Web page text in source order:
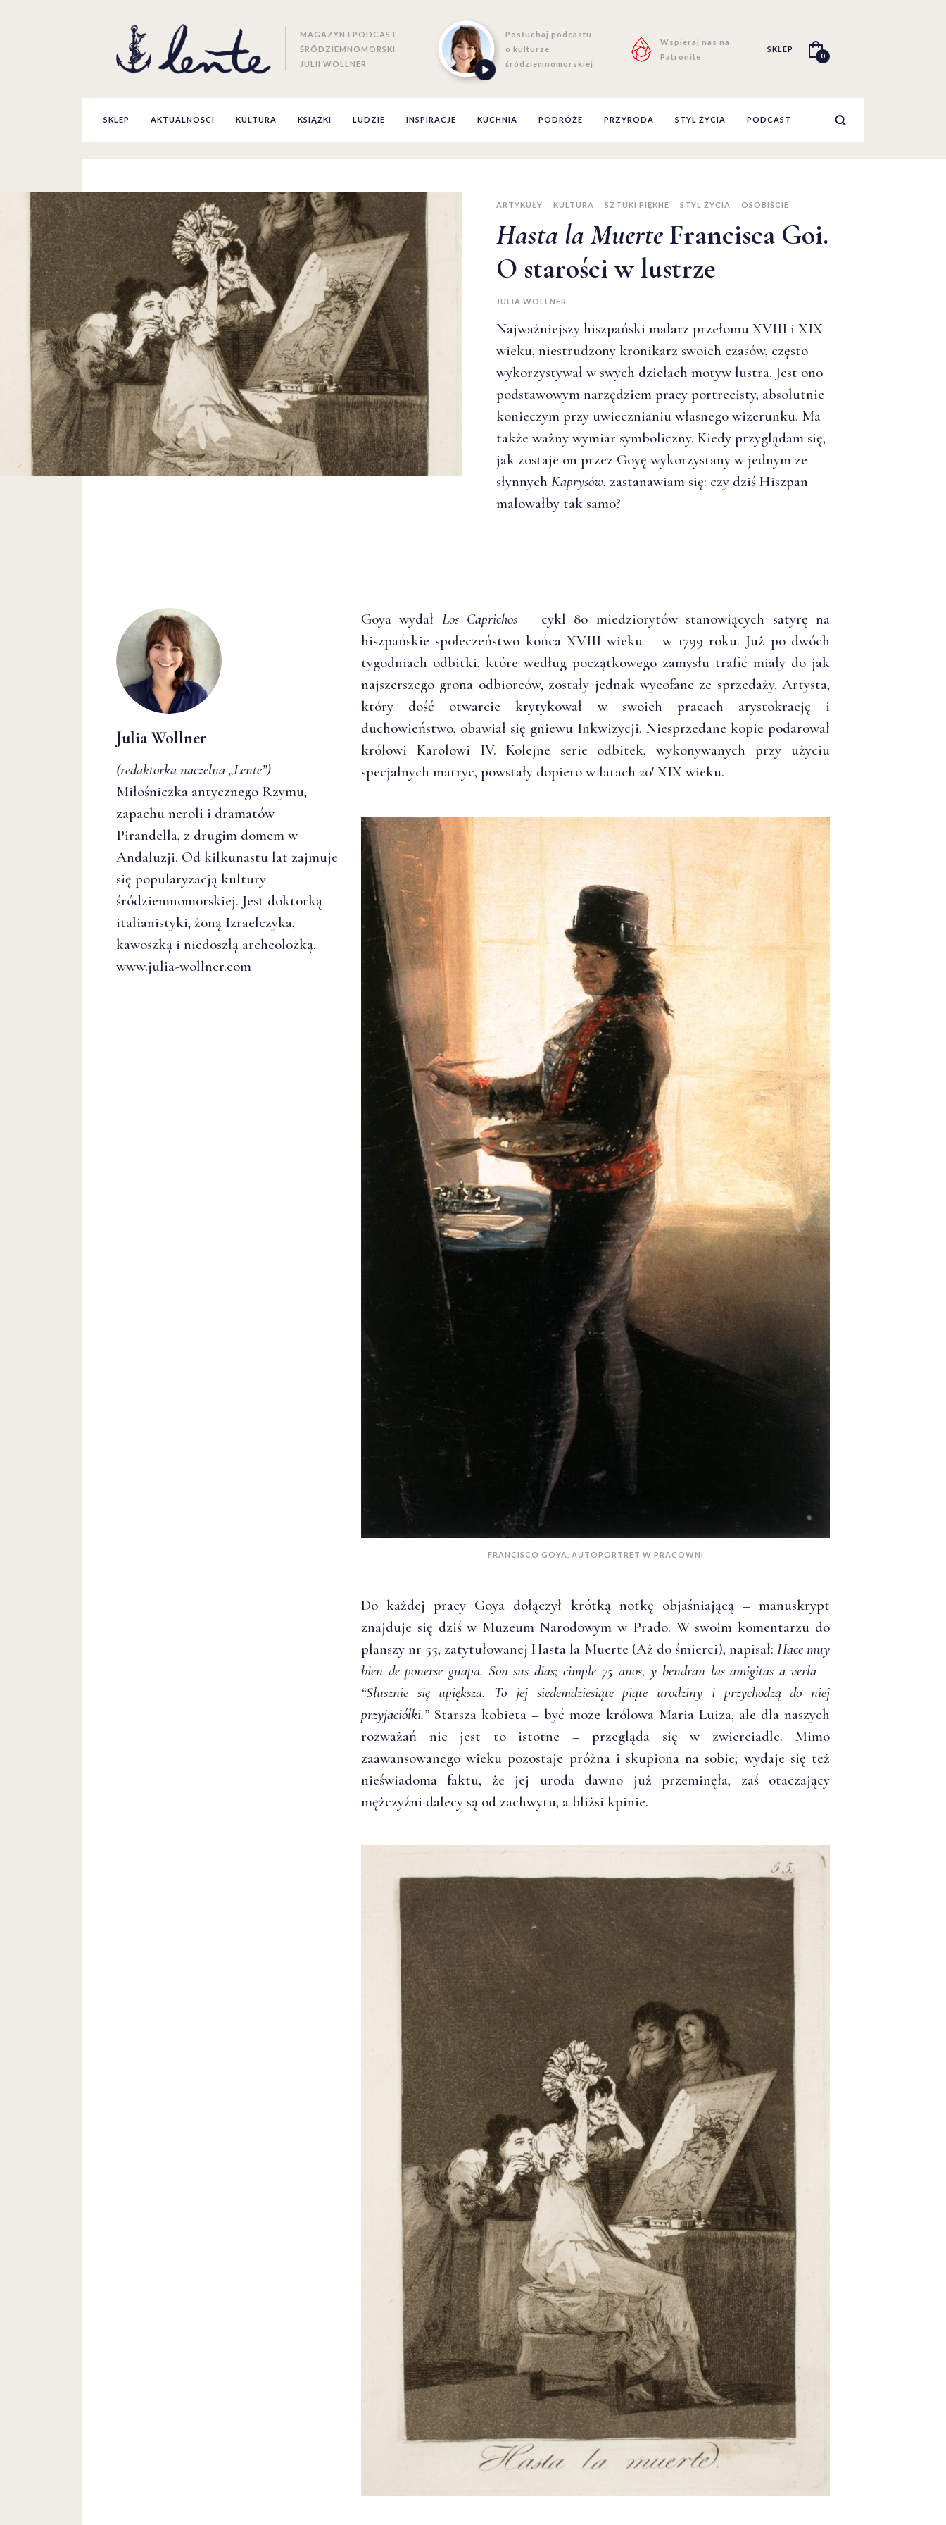
MAGAZYN I PODCAST
ŚRÓDZIEMNOMORSKI
JULII WOLLNER
Posłuchaj podcastu
o kulturze
śródziemnomorskiej
Wspieraj nas na
Patronite
SKLEP
0
SKLEP AKTUALNOŚCI KULTURA KSIĄŻKI LUDZIE INSPIRACJE KUCHNIA PODRÓŻE PRZYRODA STYL ŻYCIA PODCAST
ARTYKUŁY KULTURA SZTUKI PIĘKNE STYL ŻYCIA OSOBIŚCIE
Hasta la MuerteFrancisca Goi.
O starości w lustrze
JULIA WOLLNER
Najważniejszy hiszpański malarz przełomu XVIII i XIX
wieku, niestrudzony kronikarz swoich czasów, często
wykorzystywał w swych dziełach motyw lustra. Jest ono
podstawowym narzędziem pracy portrecisty, absolutnie
konieczym przy uwiecznianiu własnego wizerunku. Ma
także ważny wymiar symboliczny. Kiedy przyglądam się,
jak zostaje on przez Goyę wykorzystany w jednym ze
słynnych Kaprysów, zastanawiam się: czy dziś Hiszpan
malowałby tak samo?
Julia Wollner
(redaktorka naczelna „Lente”)
Miłośniczka antycznego Rzymu,
zapachu neroli i dramatów
Pirandella, z drugim domem w
Andaluzji. Od kilkunastu lat zajmuje
się popularyzacją kultury
śródziemnomorskiej. Jest doktorką
italianistyki, żoną Izraelczyka,
kawoszką i niedoszłą archeolożką.
www.julia-wollner.com
Goya wydał Los Caprichos – cykl 80 miedziorytów stanowiących satyrę na
hiszpańskie społeczeństwo końca XVIII wieku – w 1799 roku. Już po dwóch
tygodniach odbitki, które według początkowego zamysłu trafić miały do jak
najszerszego grona odbiorców, zostały jednak wycofane ze sprzedaży. Artysta,
który dość otwarcie krytykował w swoich pracach arystokrację i
duchowieństwo, obawiał się gniewu Inkwizycji. Niesprzedane kopie podarował
królowi Karolowi IV. Kolejne serie odbitek, wykonywanych przy użyciu
specjalnych matryc, powstały dopiero w latach 20′ XIX wieku.
FRANCISCO GOYA, AUTOPORTRET W PRACOWNI
Do każdej pracy Goya dołączył krótką notkę objaśniającą – manuskrypt
znajduje się dziś w Muzeum Narodowym w Prado. W swoim komentarzu do
planszy nr 55, zatytułowanej Hasta la Muerte (Aż do śmierci), napisał: Hace muy
bien de ponerse guapa. Son sus dias; cimple 75 anos, y bendran las amigitas a verla –
“Słusznie się upiększa. To jej siedemdziesiąte piąte urodziny i przychodzą do niej
przyjaciółki.” Starsza kobieta – być może królowa Maria Luiza, ale dla naszych
rozważań nie jest to istotne – przegląda się w zwierciadle. Mimo
zaawansowanego wieku pozostaje próżna i skupiona na sobie; wydaje się też
nieświadoma faktu, że jej uroda dawno już przeminęła, zaś otaczający
mężczyźni dalecy są od zachwytu, a bliżsi kpinie.